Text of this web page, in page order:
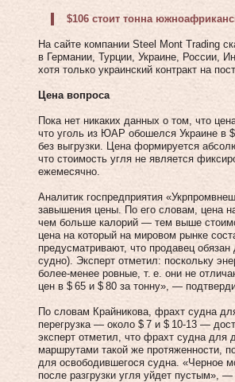
$106 стоит тонна
На сайте компании Steel Mont Trading
в Германии, Турции, Украине, России,
хотя только украинский контракт на
Цена вопроса
Пока нет никаких данных о том, что
что уголь из ЮАР обошелся Украине в
без выгрузки. Цена формируется
что стоимость угля не является
ежемесячно.
Аналитик госпредприятия
завышения цены. По его словам, цена
чем больше калорий — тем выше
цена на который на мировом рынке
предусматривают, что продавец обязан
судно). Эксперт отметил: поскольку
более-менее ровные, т. е. они не
цен в $ 65 и $ 80 за тонну», —
По словам Крайникова, фрахт судна
перегрузка — около $ 7 и $ 10‑13 —
эксперт отметил, что фрахт судна для
маршрутами такой же протяженности,
для освободившегося судна. «Черное
после разгрузки угля уйдет пустым», —